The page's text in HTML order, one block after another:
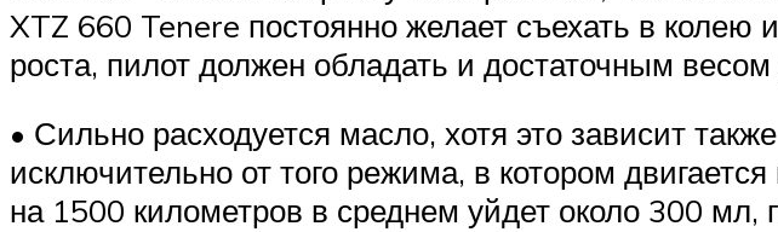
XTZ 660 Tenere постоянно желает съехать в колею
роста, пилот должен обладать и достаточным
• Сильно расходуется масло, хотя это зависит
исключительно от того режима, в котором
на 1500 километров в среднем уйдет около 300 мл,